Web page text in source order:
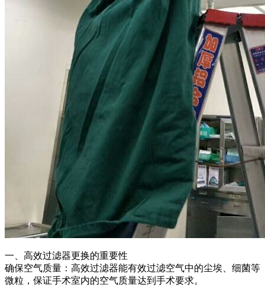
一、高效过滤器更换的重要性
确保空气质量：高效过滤器能有效过滤空气中的尘埃、细菌等
微粒，保证手术室内的空气质量达到手术要求。